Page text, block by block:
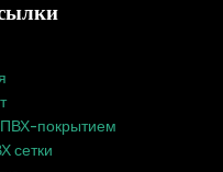
ПВХ-покрытием
сетки